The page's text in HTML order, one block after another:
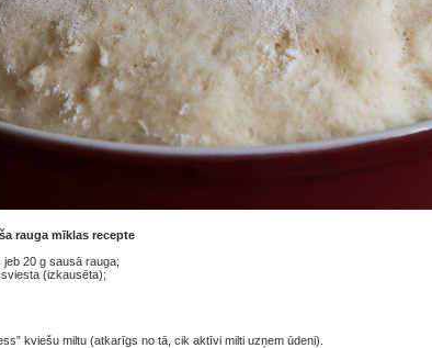
rauga mīklas recepte
20 g sausā rauga;
(izkausēta);
kviešu miltu (atkarīgs no tā, cik aktīvi milti uzņem ūdeni).